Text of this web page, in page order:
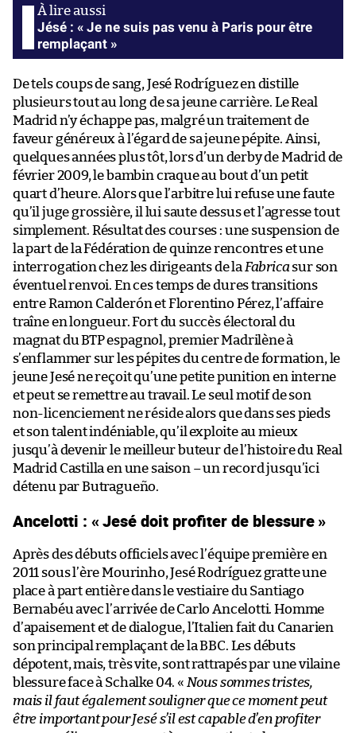
Jésé : « Je ne suis pas venu à Paris pour être
remplaçant »
De tels coups de sang, Jesé Rodríguez en distille
plusieurs tout au long de sa jeune carrière. Le Real
Madrid n’y échappe pas, malgré un traitement de
faveur généreux à l’égard de sa jeune pépite. Ainsi,
quelques années plus tôt, lors d’un derby de Madrid de
février 2009, le bambin craque au bout d’un petit
quart d’heure. Alors que l’arbitre lui refuse une faute
qu’il juge grossière, il lui saute dessus et l’agresse tout
simplement. Résultat des courses : une suspension de
la part de la Fédération de quinze rencontres et une
interrogation chez les dirigeants de la Fabrica sur son
éventuel renvoi. En ces temps de dures transitions
entre Ramon Calderón et Florentino Pérez, l’affaire
traîne en longueur. Fort du succès électoral du
magnat du BTP espagnol, premier Madrilène à
s’enflammer sur les pépites du centre de formation, le
jeune Jesé ne reçoit qu’une petite punition en interne
et peut se remettre au travail. Le seul motif de son
non-licenciement ne réside alors que dans ses pieds
et son talent indéniable, qu’il exploite au mieux
jusqu’à devenir le meilleur buteur de l’histoire du Real
Madrid Castilla en une saison – un record jusqu’ici
détenu par Butragueño.
Ancelotti : « Jesé doit profiter de blessure »
Après des débuts officiels avec l’équipe première en
2011 sous l’ère Mourinho, Jesé Rodríguez gratte une
place à part entière dans le vestiaire du Santiago
Bernabéu avec l’arrivée de Carlo Ancelotti. Homme
d’apaisement et de dialogue, l’Italien fait du Canarien
son principal remplaçant de la BBC. Les débuts
dépotent, mais, très vite, sont rattrapés par une vilaine
blessure face à Schalke 04. « Nous sommes tristes,
mais il faut également souligner que ce moment peut
être important pour Jesé s’il est capable d’en profiter